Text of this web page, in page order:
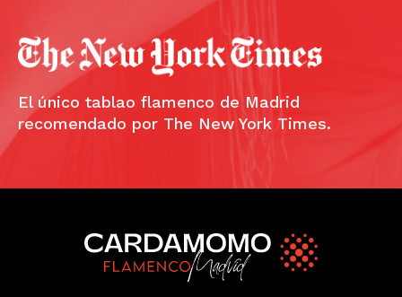
El único tablao flamenco de Madrid
recomendado por The New York Times.